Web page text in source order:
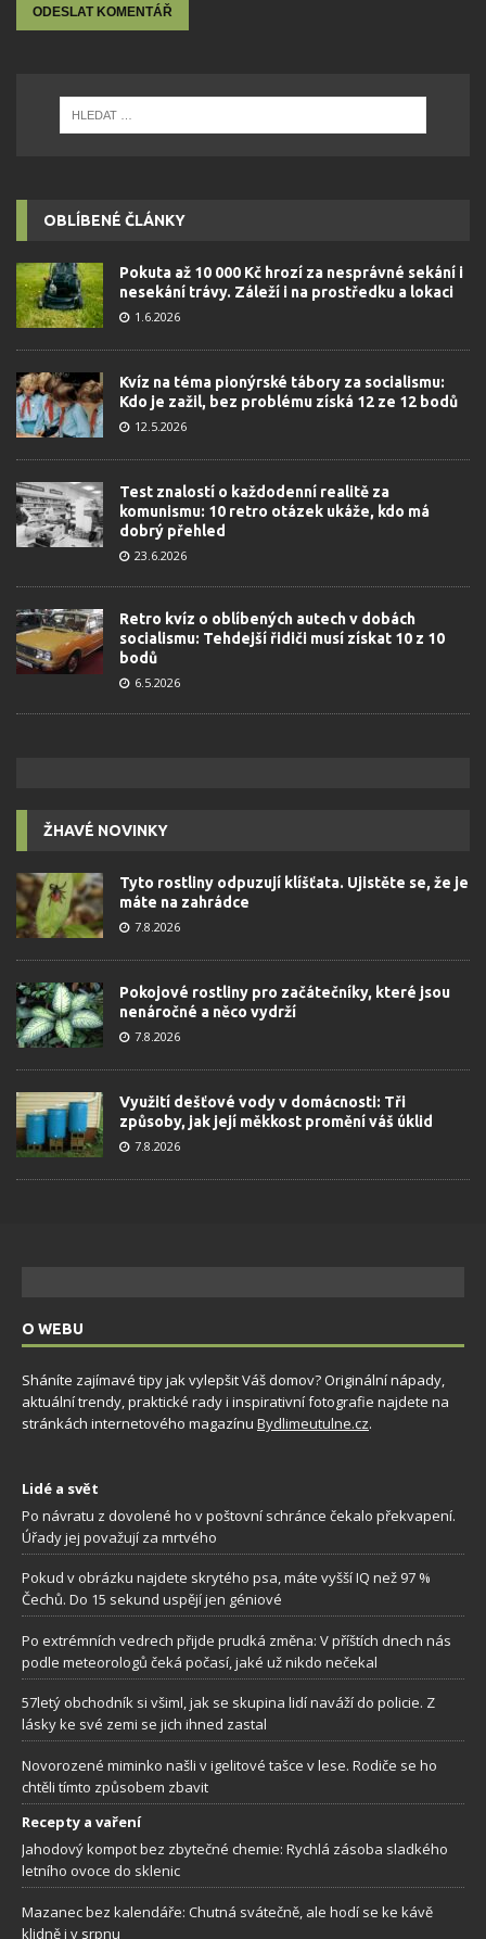
OBLÍBENÉ ČLÁNKY
Pokuta až 10 000 Kč hrozí za nesprávné sekání i
nesekání trávy. Záleží i na prostředku a lokaci
1.6.2026
Kvíz na téma pionýrské tábory za socialismu:
Kdo je zažil, bez problému získá 12 ze 12 bodů
12.5.2026
Test znalostí o každodenní realitě za
komunismu: 10 retro otázek ukáže, kdo má
dobrý přehled
23.6.2026
Retro kvíz o oblíbených autech v dobách
socialismu: Tehdejší řidiči musí získat 10 z 10
bodů
6.5.2026
ŽHAVÉ NOVINKY
Tyto rostliny odpuzují klíšťata. Ujistěte se, že je
máte na zahrádce
7.8.2026
Pokojové rostliny pro začátečníky, které jsou
nenáročné a něco vydrží
7.8.2026
Využití dešťové vody v domácnosti: Tři
způsoby, jak její měkkost promění váš úklid
7.8.2026
O WEBU
Sháníte zajímavé tipy jak vylepšit Váš domov? Originální nápady,
aktuální trendy, praktické rady i inspirativní fotografie najdete na
stránkách internetového magazínu Bydlimeutulne.cz.
Lidé a svět
Po návratu z dovolené ho v poštovní schránce čekalo překvapení.
Úřady jej považují za mrtvého
Pokud v obrázku najdete skrytého psa, máte vyšší IQ než 97 %
Čechů. Do 15 sekund uspějí jen géniové
Po extrémních vedrech přijde prudká změna: V příštích dnech nás
podle meteorologů čeká počasí, jaké už nikdo nečekal
57letý obchodník si všiml, jak se skupina lidí naváží do policie. Z
lásky ke své zemi se jich ihned zastal
Novorozené miminko našli v igelitové tašce v lese. Rodiče se ho
chtěli tímto způsobem zbavit
Recepty a vaření
Jahodový kompot bez zbytečné chemie: Rychlá zásoba sladkého
letního ovoce do sklenic
Mazanec bez kalendáře: Chutná svátečně, ale hodí se ke kávě
klidně i v srpnu